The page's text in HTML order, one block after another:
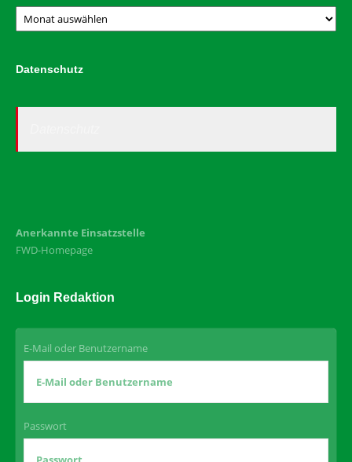
Archiv
Datenschutz
Anerkannte Einsatzstelle
FWD-Homepage
Login Redaktion
E-Mail oder Benutzername
Passwort